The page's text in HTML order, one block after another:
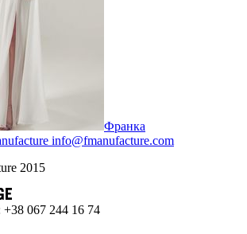
Франка
info@fmanufacture.com
2015
067 244 16 74